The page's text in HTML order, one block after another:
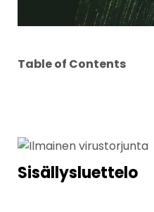
Table of Contents
Sisällysluettelo